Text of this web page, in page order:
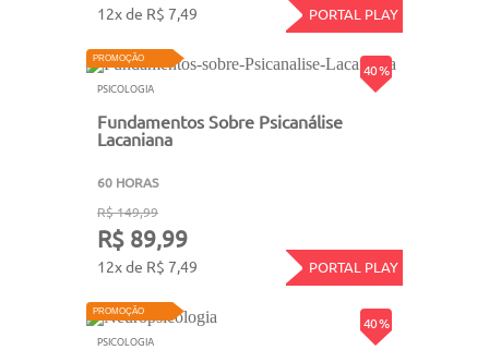
12x de R$ 7,49 PORTAL PLAY
40 %
PROMOÇÃO
PSICOLOGIA
Fundamentos Sobre Psicanálise
Lacaniana
60 HORAS
R$ 149,99
R$ 89,99
12x de R$ 7,49 PORTAL PLAY
40 %
PROMOÇÃO
PSICOLOGIA